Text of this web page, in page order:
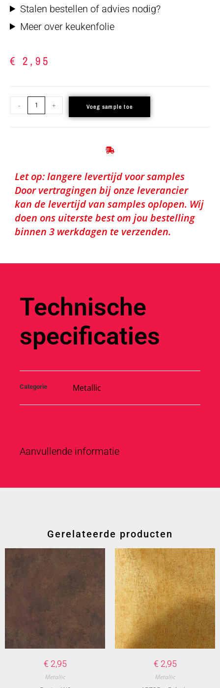
Stalen bestellen of advies nodig?
Meer over keukenfolie
€ 2,95
- + Voeg sample toe
Let op: langere levertijd voor samples
Door vertragingen bij onze leverancier
kan de levertijd van samples oplopen. Wij
doen ons uiterste best om jou bestelling
binnen 3 werkdagen te verzenden.
Technische
specificaties
Categorie Metallic
Aanvullende informatie
Gerelateerde producten
€ 2,95
Metallic
€ 2,95
Metallic